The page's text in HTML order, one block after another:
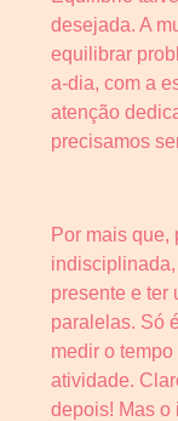
desejada. A
equilibrar
a-dia, com a
atenção
precisamos
Por mais que,
presente e ter
paralelas. Só
medir o
atividade.
depois! Mas o